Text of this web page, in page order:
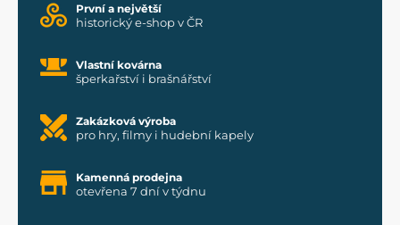
První a největší
historický e-shop v ČR
Vlastní kovárna
šperkařství i brašnářství
Zakázková výroba
pro hry, filmy i hudební kapely
Kamenná prodejna
otevřena 7 dní v týdnu